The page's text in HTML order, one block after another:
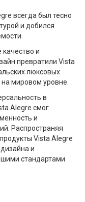
всегда был тесно
и добился
и
превратили Vista
люксовых
на мировом уровне.
в
Alegre смог
и
Распространяя
Vista Alegre
и
стандартами